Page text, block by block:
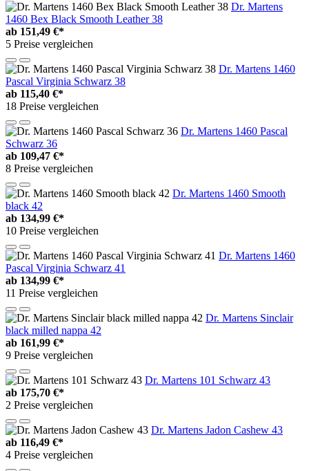
Dr. Martens
1460 Bex Black Smooth Leather 38
ab 151,49 €*
5 Preise vergleichen
Dr. Martens 1460
Pascal Virginia Schwarz 38
ab 115,40 €*
18 Preise vergleichen
Dr. Martens 1460 Pascal
Schwarz 36
ab 109,47 €*
8 Preise vergleichen
Dr. Martens 1460 Smooth
black 42
ab 134,99 €*
10 Preise vergleichen
Dr. Martens 1460
Pascal Virginia Schwarz 41
ab 134,99 €*
11 Preise vergleichen
Dr. Martens Sinclair
black milled nappa 42
ab 161,99 €*
9 Preise vergleichen
Dr. Martens 101 Schwarz 43
ab 175,70 €*
2 Preise vergleichen
Dr. Martens Jadon Cashew 43
ab 116,49 €*
4 Preise vergleichen